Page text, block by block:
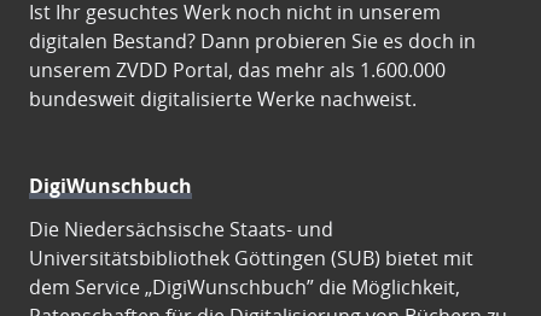
Ist Ihr gesuchtes Werk noch nicht in unserem
digitalen Bestand? Dann probieren Sie es doch in
unserem ZVDD Portal, das mehr als 1.600.000
bundesweit digitalisierte Werke nachweist.
DigiWunschbuch
Die Niedersächsische Staats- und
Universitätsbibliothek Göttingen (SUB) bietet mit
dem Service „DigiWunschbuch” die Möglichkeit,